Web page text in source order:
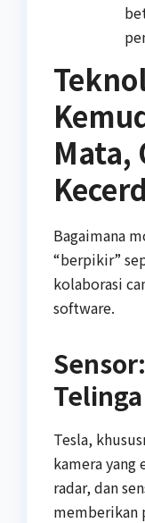
Mata,
Bagaimana
“berpikir”
kolaborasi
software.
Tesla,
kamera yang
radar, dan
memberikan